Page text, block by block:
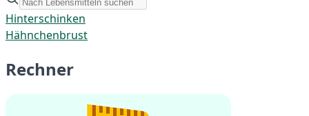
Hinterschinken
Hähnchenbrust
Rechner